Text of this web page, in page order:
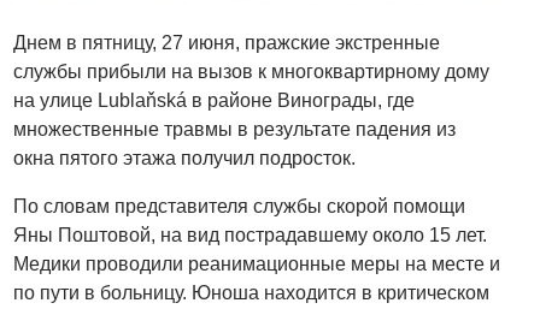
Днем в пятницу, 27 июня, пражские экстренные
службы прибыли на вызов к многоквартирному дому
на улице Lublaňská в районе Винограды, где
множественные травмы в результате падения из
окна пятого этажа получил подросток.
По словам представителя службы скорой помощи
Яны Поштовой, на вид пострадавшему около 15 лет.
Медики проводили реанимационные меры на месте и
по пути в больницу. Юноша находится в критическом